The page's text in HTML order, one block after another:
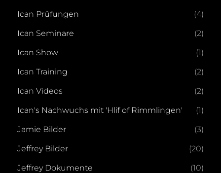
Ican Prüfungen (4)
Ican Seminare (2)
Ican Show (1)
Ican Training (2)
Ican Videos (2)
Ican's Nachwuchs mit 'Hlif of Rimmlingen' (1)
Jamie Bilder (3)
Jeffrey Bilder (20)
Jeffrey Dokumente (10)